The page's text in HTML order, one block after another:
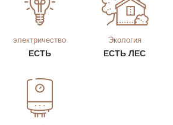
электричество
ЕСТЬ
Экология
ЕСТЬ ЛЕС